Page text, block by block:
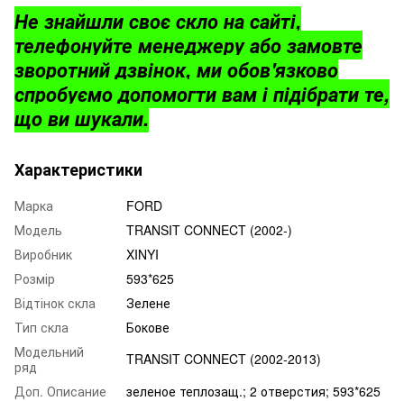
Не знайшли своє скло на сайті,
телефонуйте менеджеру або замовте
зворотний дзвінок, ми обов'язково
спробуємо допомогти вам і підібрати те,
що ви шукали.
Характеристики
Марка
FORD
Модель
TRANSIT CONNECT (2002-)
Виробник
XINYI
Розмір
593*625
Відтінок скла
Зелене
Тип скла
Бокове
Модельний
ряд
TRANSIT CONNECT (2002-2013)
Доп. Описание
зеленое теплозащ.; 2 отверстия; 593*625